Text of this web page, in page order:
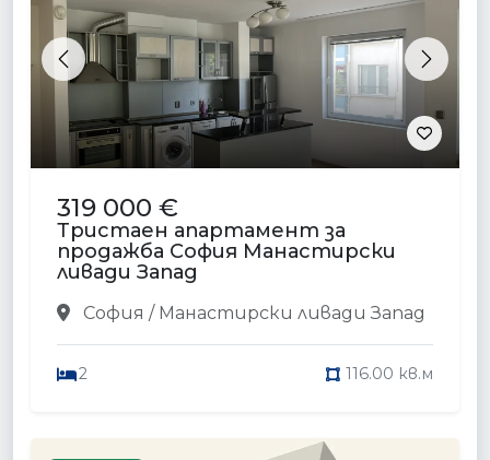
Previous Next
319 000 €
Тристаен апартамент за
продажба София Манастирски
ливади Запад
София / Манастирски ливади Запад
2 116.00 кв.м